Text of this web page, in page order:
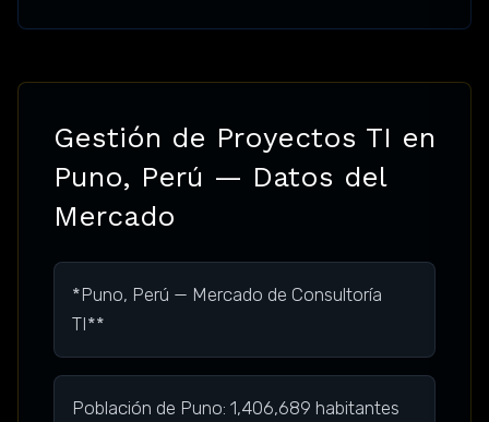
Gestión de Proyectos TI en
Puno, Perú — Datos del
Mercado
*Puno, Perú — Mercado de Consultoría
TI**
Población de Puno: 1,406,689 habitantes